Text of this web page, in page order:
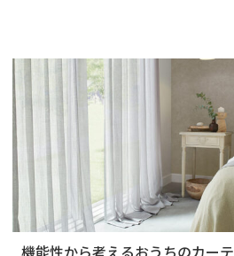
機能性から考えるおうちのカーテ